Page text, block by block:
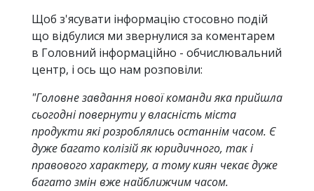
Щоб з'ясувати інформацію стосовно подій
що відбулися ми звернулися за коментарем
в Головний інформаційно - обчислювальний
центр, і ось що нам розповіли:
"Головне завдання нової команди яка прийшла
сьогодні повернути у власність міста
продукти які розроблялись останнім часом. Є
дуже багато колізій як юридичного, так і
правового характеру, а тому киян чекає дуже
багато змін вже найближчим часом.